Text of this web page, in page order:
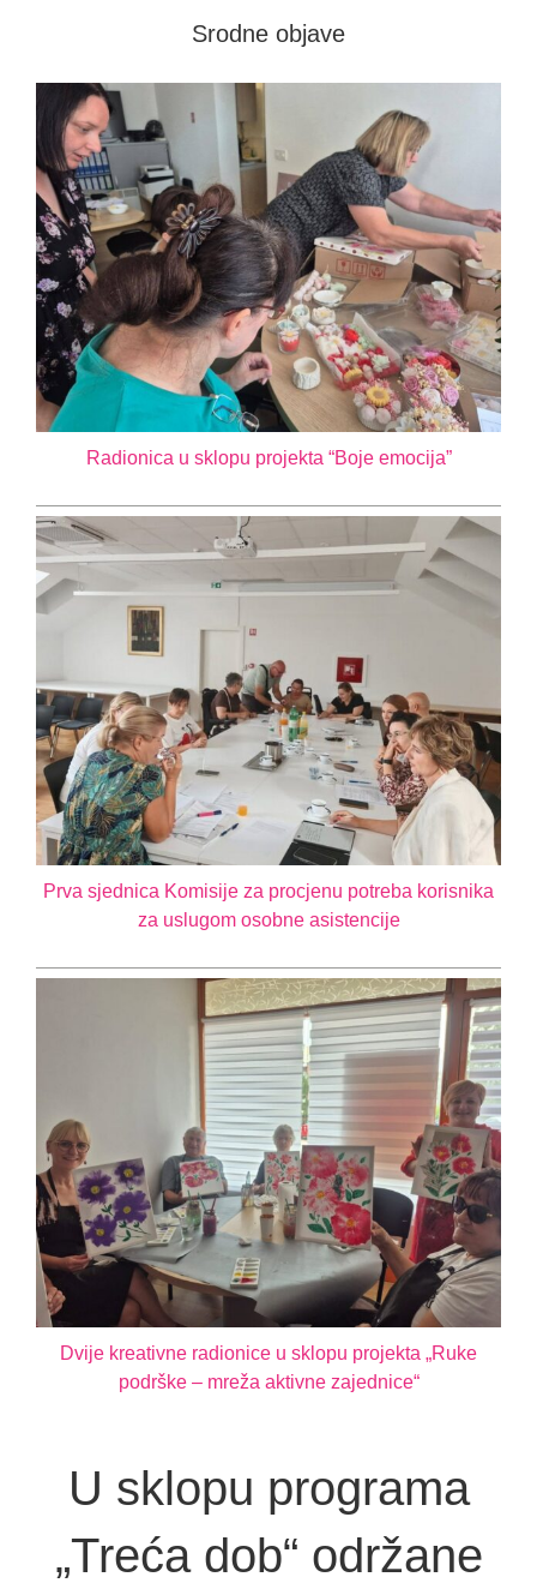
Kontakt
Srodne objave
Radionica u sklopu projekta “Boje emocija”
Prva sjednica Komisije za procjenu potreba korisnika
za uslugom osobne asistencije
Dvije kreativne radionice u sklopu projekta „Ruke
podrške – mreža aktivne zajednice“
U sklopu programa
„Treća dob“ održane